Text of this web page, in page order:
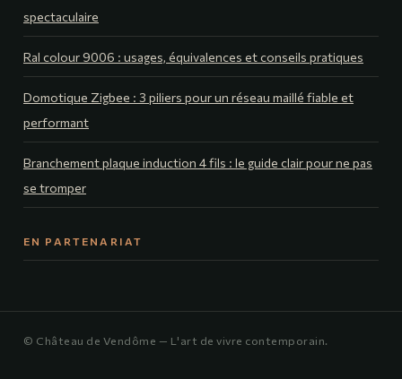
spectaculaire
Ral colour 9006 : usages, équivalences et conseils pratiques
Domotique Zigbee : 3 piliers pour un réseau maillé fiable et
performant
Branchement plaque induction 4 fils : le guide clair pour ne pas
se tromper
EN PARTENARIAT
© Château de Vendôme — L'art de vivre contemporain.